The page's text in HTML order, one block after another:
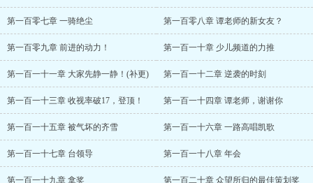
第一百零七章 一骑绝尘 第一百零八章 谭老师的新女友？
第一百零九章 前进的动力！ 第一百一十章 少儿频道的力推
第一百一十一章 大家先静一静！(补更) 第一百一十二章 逆袭的时刻
第一百一十三章 收视率破17，登顶！ 第一百一十四章 谭老师，谢谢你
第一百一十五章 被气坏的齐雪 第一百一十六章 一路高唱凯歌
第一百一十七章 台领导 第一百一十八章 年会
第一百一十九章 拿奖 第一百二十章 众望所归的最佳策划奖